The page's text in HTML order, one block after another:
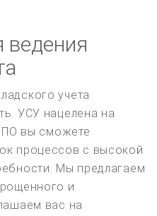
учета
УСУ нацелена на
ПО вы сможете
процессов с высокой
Мы предлагаем
и
вас на